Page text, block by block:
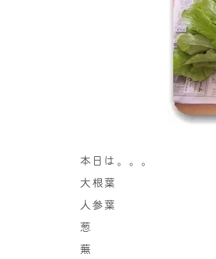
本日は。。。
大根葉
人参葉
葱
蕪